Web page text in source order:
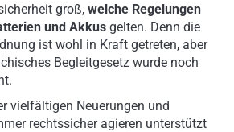
groß, welche Regelungen
und Akkus gelten. Denn die
ist wohl in Kraft getreten, aber
Begleitgesetz wurde noch
vielfältigen Neuerungen und
rechtssicher agieren unterstützt